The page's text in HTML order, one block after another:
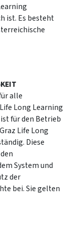
ist. Es besteht
alle
Long Learning
für den Betrieb
Life Long
Diese
System und
der
bei. Sie gelten